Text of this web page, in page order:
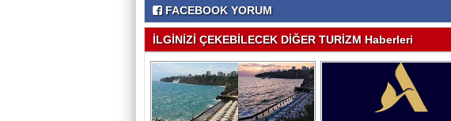
FACEBOOK YORUM
İLGİNİZİ ÇEKEBİLECEK DİĞER TURİZM Haberleri